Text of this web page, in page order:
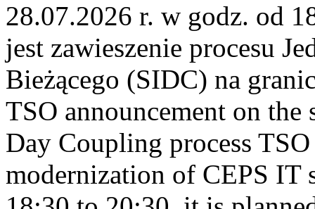
28.07.2026 r. w godz. od
jest zawieszenie procesu
Bieżącego (SIDC) na
TSO announcement on
Day Coupling process
modernization of CEPS IT